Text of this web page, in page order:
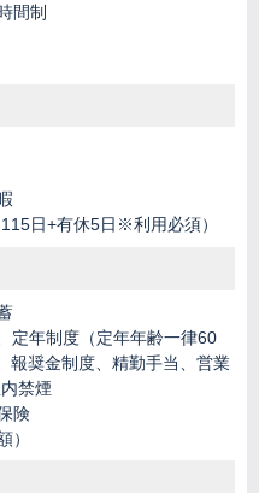
間制
日+有休5日※利用必須）
定年制度（定年年齢一律60
報奨金制度、精勤手当、営業
禁煙
険
）